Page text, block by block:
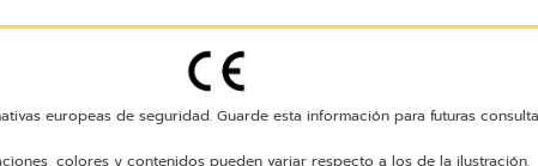
europeas de seguridad. Guarde esta información para futuras
colores y contenidos pueden variar respecto a los de la ilustración.